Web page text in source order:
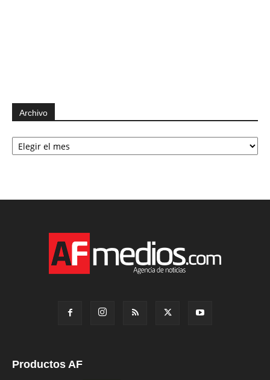
Archivo
Archivo
Productos AF